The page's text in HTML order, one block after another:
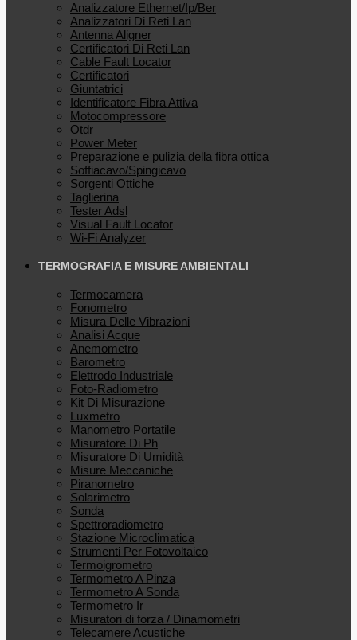
Analizzatore Ethernet/Ip/Ber
Analizzatori Di Reti Lan
Antenna Aligner
Certificatori Di Reti Lan
Cable Fault Locator
Certificatori
Giuntatrici
Identificatore Fibra Attiva
Motocompressore
Otdr
Power Meter
Preparazione e pulizia della fibra ottica
Soffiacavo/Spingicavo
Sorgenti Ottiche
Taglierina
Tester Adsl
Visual Fault Locator
Wi-Fi Analyzer
TERMOGRAFIA E MISURE AMBIENTALI
Termocamera
Fonometro
Misura Delle Vibrazioni
Analisi Acque
Anemometro
Barometro
Elettrodo Industriale
Foto-Radiometro
Kit Di Misurazione
Luxmetro
Manometro Portatile
Misuratore Di Ph
Misuratore Di Umidità
Misure Meccaniche
Piranometro
Solarimetro
Sonda
Spettroradiometro
Stazione Microclimatica
Strumenti Per Fotovoltaico
Termoigrometro
Termometro A Pinza
Termometro A Sonda
Termometro Ir
Misuratori di forza / Dinamometri
Telecamere Acustiche